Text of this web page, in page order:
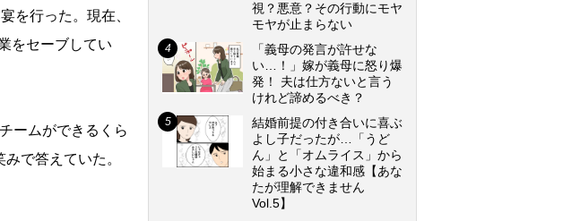
を行った。現在、
をセーブしてい
ームができるくら
で答えていた。
視？悪意？その行動にモヤ
モヤが止まらない
「義母の発言が許せな
い…！」嫁が義母に怒り爆
発！ 夫は仕方ないと言う
けれど諦めるべき？
結婚前提の付き合いに喜ぶ
よし子だったが…「うど
ん」と「オムライス」から
始まる小さな違和感【あな
たが理解できません
Vol.5】